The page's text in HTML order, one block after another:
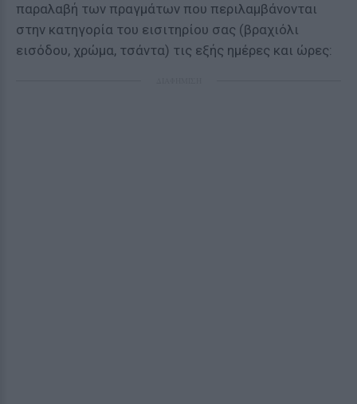
παραλαβή των πραγμάτων που περιλαμβάνονται
στην κατηγορία του εισιτηρίου σας (βραχιόλι
εισόδου, χρώμα, τσάντα) τις εξής ημέρες και ώρες: